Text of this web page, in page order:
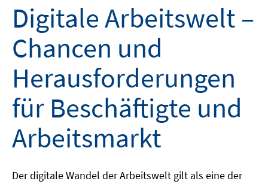
Digitale Arbeitswelt –
Chancen und
Herausforderungen
für Beschäftigte und
Arbeitsmarkt
Der digitale Wandel der Arbeitswelt gilt als eine der